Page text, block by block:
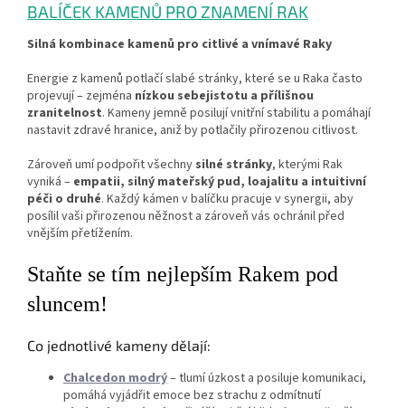
BALÍČEK KAMENŮ PRO ZNAMENÍ RAK
Silná kombinace kamenů pro citlivé a vnímavé Raky
Energie z kamenů potlačí slabé stránky, které se u Raka často
projevují – zejména nízkou sebejistotu a přílišnou
zranitelnost. Kameny jemně posilují vnitřní stabilitu a pomáhají
nastavit zdravé hranice, aniž by potlačily přirozenou citlivost.
Zároveň umí podpořit všechny silné stránky, kterými Rak
vyniká – empatii, silný mateřský pud, loajalitu a intuitivní
péči o druhé. Každý kámen v balíčku pracuje v synergii, aby
posílil vaši přirozenou něžnost a zároveň vás ochránil před
vnějším přetížením.
Staňte se tím nejlepším Rakem pod
sluncem!
Co jednotlivé kameny dělají:
Chalcedon modrý– tlumí úzkost a posiluje komunikaci,
pomáhá vyjádřit emoce bez strachu z odmítnutí